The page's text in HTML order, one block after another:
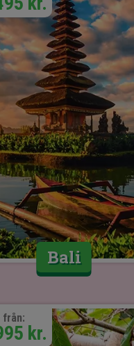
Bali
från:
kr.